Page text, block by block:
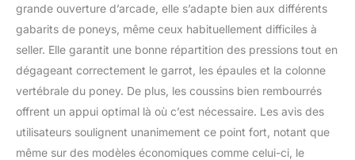
aux cavaliers amateurs
soucieux d’un bon
grande ouverture d’arcade, elle s’adapte bien aux différents
gabarits de poneys, même ceux habituellement difficiles à
seller. Elle garantit une bonne répartition des pressions tout en
dégageant correctement le garrot, les épaules et la colonne
vertébrale du poney. De plus, les coussins bien rembourrés
offrent un appui optimal là où c’est nécessaire. Les avis des
utilisateurs soulignent unanimement ce point fort, notant que
même sur des modèles économiques comme celui-ci, le